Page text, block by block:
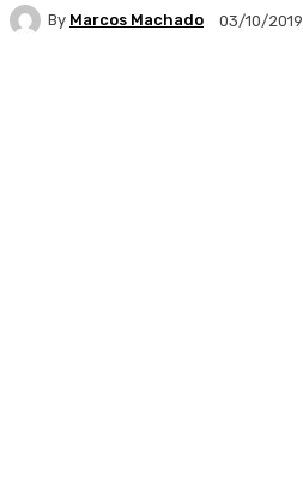
By Marcos Machado 03/10/2019